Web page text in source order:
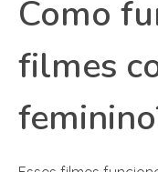
Como
filmes